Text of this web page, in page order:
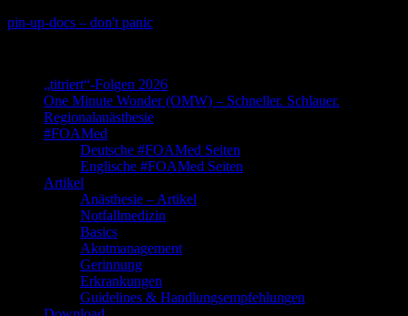
Skip
pin-up-docs – don't panic
„titriert“-Folgen 2026
One Minute Wonder (OMW) – Schneller. Schlauer.
Regionalanästhesie
#FOAMed
Deutsche #FOAMed Seiten
Englische #FOAMed Seiten
Artikel
Anästhesie – Artikel
Notfallmedizin
Basics
Akutmanagement
Gerinnung
Erkrankungen
Guidelines & Handlungsempfehlungen